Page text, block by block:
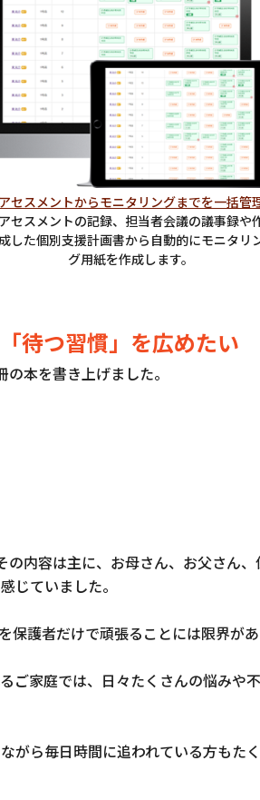
アセスメントからモニタリングまでを一括管
アセスメントの記録、担当者会議の議事録や
成した個別支援計画書から自動的にモニタリ
グ用紙を作成します。
待つ習慣」を広めたい
本を書き上げました。
内容は主に、お母さん、お父さん
じていました。
護者だけで頑張ることには限界が
ご家庭では、日々たくさんの悩みや
がら毎日時間に追われている方もた